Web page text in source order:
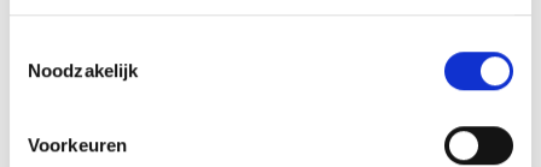
Noodzakelijk
Voorkeuren
BORDUURPAKKET KERSTMAN TAFELKLEED MET